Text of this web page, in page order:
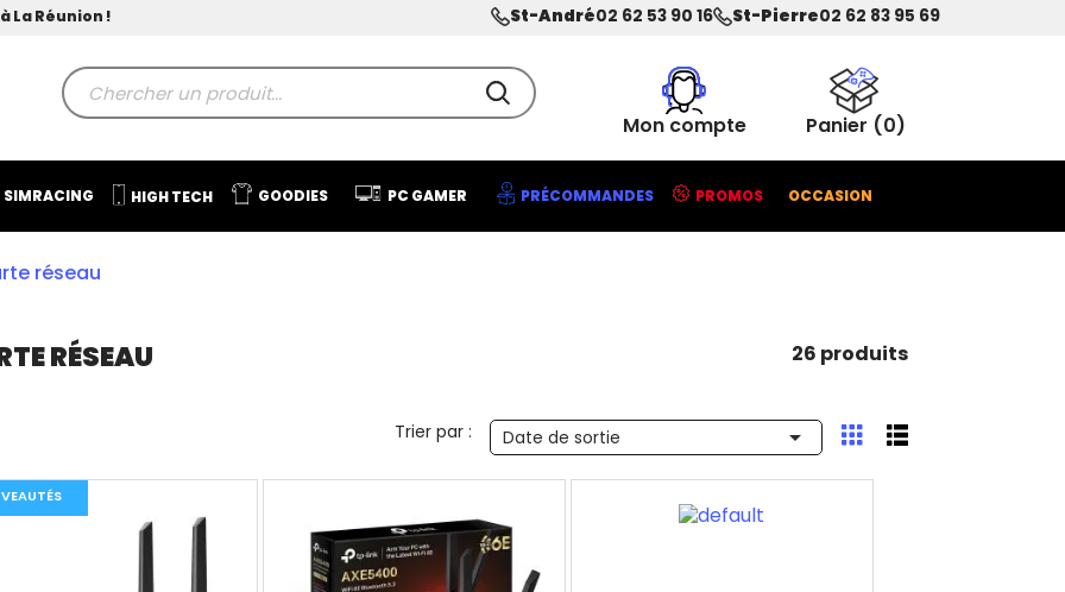
La Réunion ! St-André02 62 53 90 16 St-Pierre02 62 83 95 69
Mon compte Panier (0)
SIMRACING HIGH TECH GOODIES PC GAMER PRÉCOMMANDES PROMOS OCCASION
réseau
RÉSEAU 26 produits
Trier par : Date de sortie 